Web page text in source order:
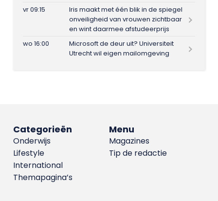
vr 09:15
Iris maakt met één blik in de spiegel
onveiligheid van vrouwen zichtbaar
en wint daarmee afstudeerprijs
wo 16:00
Microsoft de deur uit? Universiteit
Utrecht wil eigen mailomgeving
Menu
Magazines
Tip de redactie
Categorieën
Onderwijs
Lifestyle
International
Themapagina’s